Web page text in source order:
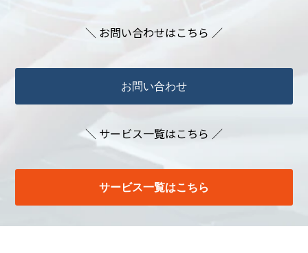
＼ お問い合わせはこちら ／
お問い合わせ
＼ サービス一覧はこちら ／
サービス一覧はこちら